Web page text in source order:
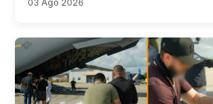
03 Ago 2026